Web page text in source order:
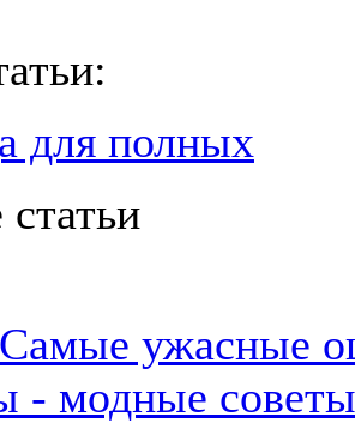
для полных
Самые ужасные
- модные советы